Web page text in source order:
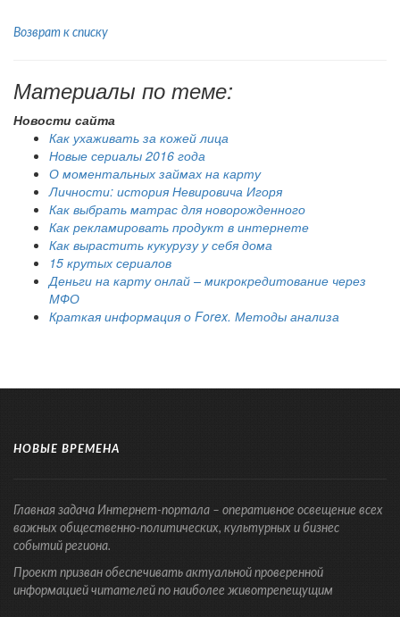
Возврат к списку
Материалы по теме:
Новости сайта
Как ухаживать за кожей лица
Новые сериалы 2016 года
О моментальных займах на карту
Личности: история Невировича Игоря
Как выбрать матрас для новорожденного
Как рекламировать продукт в интернете
Как вырастить кукурузу у себя дома
15 крутых сериалов
Деньги на карту онлай – микрокредитование через
МФО
Краткая информация о Forex. Методы анализа
НОВЫЕ ВРЕМЕНА
Главная задача Интернет-портала – оперативное освещение всех
важных общественно-политических, культурных и бизнес
событий региона.
Проект призван обеспечивать актуальной проверенной
информацией читателей по наиболее животрепещущим